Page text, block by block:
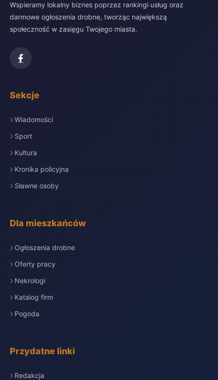
Wspieramy lokalny biznes poprzez rankingi usług oraz
darmowe ogłoszenia drobne, tworząc największą
społeczność w zasięgu Twojego miasta.
Sekcje
Wiadomości
Sport
Kultura
Kronika policyjna
Sławne osoby
Dla mieszkańców
Ogłoszenia drobne
Oferty pracy
Nekrologi
Katalog firm
Pogoda
Przydatne linki
Redakcja